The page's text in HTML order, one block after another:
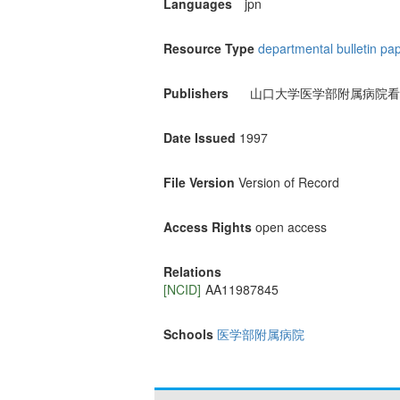
Languages jpn
Resource Type departmental bulletin
Publishers 山口大学医学部附属病院
Date Issued 1997
File Version Version of Record
Access Rights open access
Relations
[NCID] AA11987845
Schools 医学部附属病院